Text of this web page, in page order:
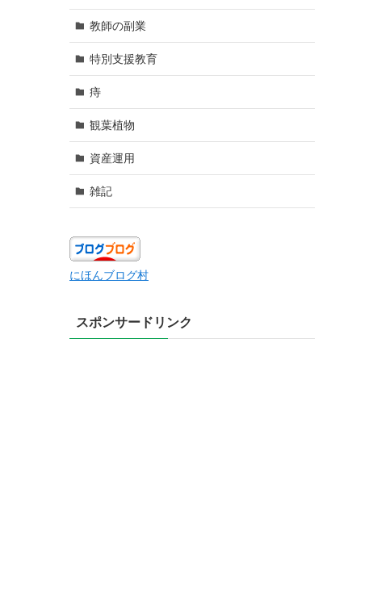
教師の副業
特別支援教育
痔
観葉植物
資産運用
雑記
にほんブログ村
スポンサードリンク